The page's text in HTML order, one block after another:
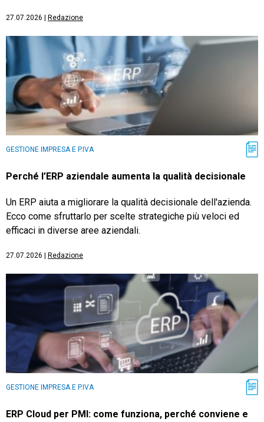
27.07.2026 Redazione
GESTIONE IMPRESA E P.IVA
Perché l’ERP aziendale aumenta la qualità decisionale
Un ERP aiuta a migliorare la qualità decisionale dell'azienda.
Ecco come sfruttarlo per scelte strategiche più veloci ed
efficaci in diverse aree aziendali.
27.07.2026 Redazione
GESTIONE IMPRESA E P.IVA
ERP Cloud per PMI: come funziona, perché conviene e